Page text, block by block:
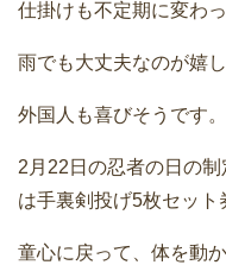
仕掛けも不定期に変わ
雨でも大丈夫なのが嬉し
外国人も喜びそうです。
2月22日の忍者の日の
は手裏剣投げ5枚セット
童心に戻って、体を動